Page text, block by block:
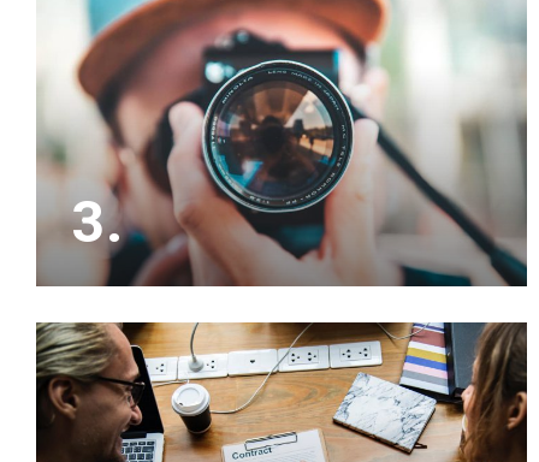
Het is slim om ons eerst jouw woning op waarde
te laten schatten, waarna wij zorgen voor
professionele beeldmateriaal om de verkoop te
3.